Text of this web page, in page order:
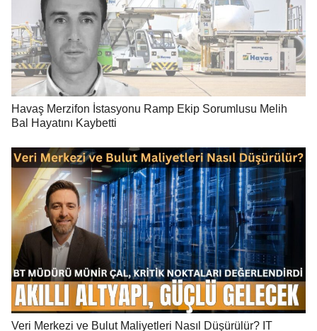
Havaş Merzifon İstasyonu Ramp Ekip Sorumlusu Melih
Bal Hayatını Kaybetti
Veri Merkezi ve Bulut Maliyetleri Nasıl Düşürülür? IT